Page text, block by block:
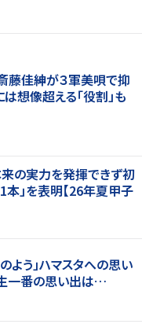
藤佳紳が３軍美唄で抑
想像超える「役割」も
の実力を発揮できず初
」を表明【26年夏甲子
よう」ハマスタへの思い
一番の思い出は…